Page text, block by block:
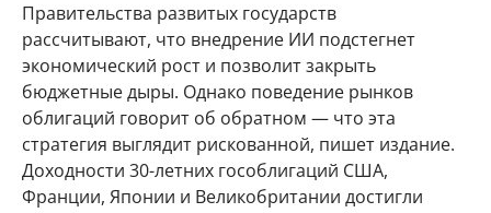
Правительства развитых государств
рассчитывают, что внедрение ИИ подстегнет
экономический рост и позволит закрыть
бюджетные дыры. Однако поведение рынков
облигаций говорит об обратном — что эта
стратегия выглядит рискованной, пишет издание.
Доходности 30-летних гособлигаций США,
Франции, Японии и Великобритании достигли